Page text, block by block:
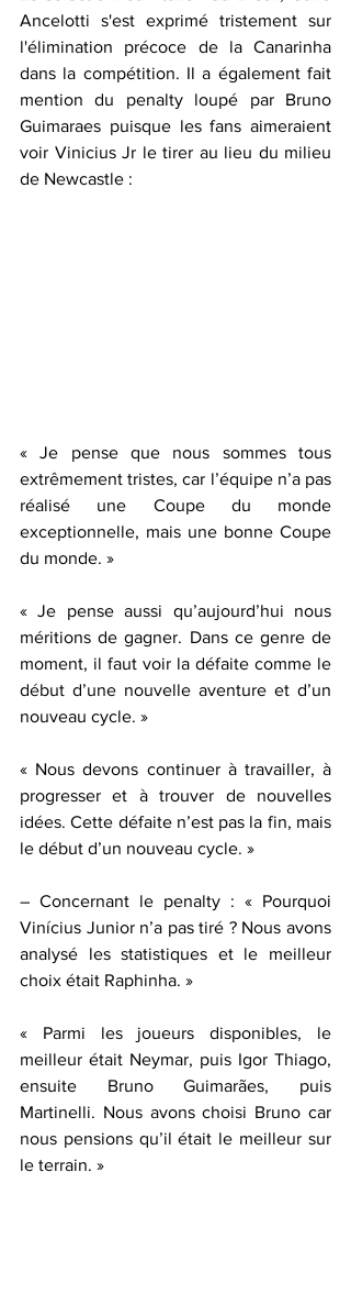
Ancelotti s'est exprimé tristement sur
l'élimination précoce de la Canarinha
dans la compétition. Il a également fait
mention du penalty loupé par Bruno
Guimaraes puisque les fans aimeraient
voir Vinicius Jr le tirer au lieu du milieu
de Newcastle :
« Je pense que nous sommes tous
extrêmement tristes, car l’équipe n’a pas
réalisé une Coupe du monde
exceptionnelle, mais une bonne Coupe
du monde. »
« Je pense aussi qu’aujourd’hui nous
méritions de gagner. Dans ce genre de
moment, il faut voir la défaite comme le
début d’une nouvelle aventure et d’un
nouveau cycle. »
« Nous devons continuer à travailler, à
progresser et à trouver de nouvelles
idées. Cette défaite n’est pas la fin, mais
le début d’un nouveau cycle. »
– Concernant le penalty : « Pourquoi
Vinícius Junior n’a pas tiré ? Nous avons
analysé les statistiques et le meilleur
choix était Raphinha. »
« Parmi les joueurs disponibles, le
meilleur était Neymar, puis Igor Thiago,
ensuite Bruno Guimarães, puis
Martinelli. Nous avons choisi Bruno car
nous pensions qu’il était le meilleur sur
le terrain. »